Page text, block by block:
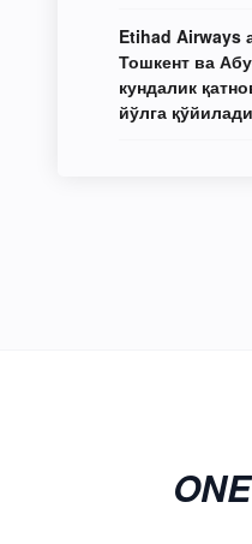
Etihad Airways
Тошкент ва
кундалик
йўлга қўйилади